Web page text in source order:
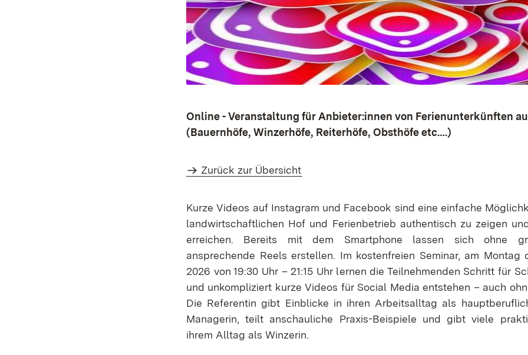
Online - Veranstaltung für Anbieter:innen von Ferienunterkünften
(Bauernhöfe, Winzerhöfe, Reiterhöfe, Obsthöfe etc….)
Zurück zur Übersicht
Kurze Videos auf Instagram und Facebook sind eine einfache
landwirtschaftlichen Hof und Ferienbetrieb authentisch zu zeigen
erreichen. Bereits mit dem Smartphone lassen sich ohne
ansprechende Reels erstellen. Im kostenfreien Seminar, am Montag
2026 von 19:30 Uhr – 21:15 Uhr lernen die Teilnehmenden Schritt für
und unkompliziert kurze Videos für Social Media entstehen – auch
Die Referentin gibt Einblicke in ihren Arbeitsalltag als
Managerin, teilt anschauliche Praxis-Beispiele und gibt viele
ihrem Alltag als Winzerin.